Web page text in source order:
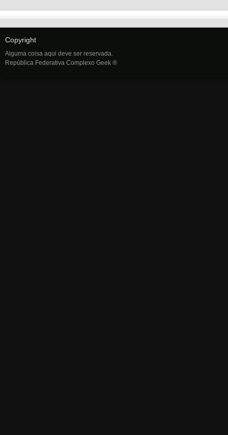
Copyright
Alguma coisa aqui deve ser reservada.
República Federativa Complexo Geek ®